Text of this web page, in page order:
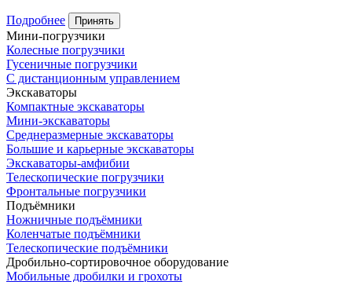
Подробнее Принять
Мини-погрузчики
Колесные погрузчики
Гусеничные погрузчики
С дистанционным управлением
Экскаваторы
Компактные экскаваторы
Мини-экскаваторы
Среднеразмерные экскаваторы
Большие и карьерные экскаваторы
Экскаваторы-амфибии
Телескопические погрузчики
Фронтальные погрузчики
Подъёмники
Ножничные подъёмники
Коленчатые подъёмники
Телескопические подъёмники
Дробильно-сортировочное оборудование
Мобильные дробилки и грохоты